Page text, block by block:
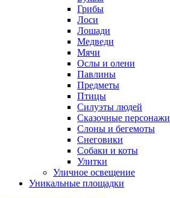
Грибы
Лоси
Лошади
Медведи
Мячи
Ослы и олени
Павлины
Предметы
Птицы
Силуэты людей
Сказочные персонажи
Слоны и бегемоты
Снеговики
Собаки и коты
Улитки
Уличное освещение
Уникальные площадки